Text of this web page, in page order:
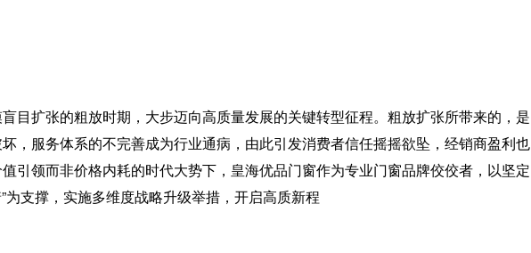
目扩张的粗放时期，大步迈向高质量发展的关键转型征程。粗放扩张所带来的，是
，服务体系的不完善成为行业通病，由此引发消费者信任摇摇欲坠，经销商盈利也
引领而非价格内耗的时代大势下，皇海优品门窗作为专业门窗品牌佼佼者，以坚定
为支撑，实施多维度战略升级举措，开启高质新程